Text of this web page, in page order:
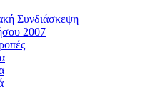
Συνδιάσκεψη
2007